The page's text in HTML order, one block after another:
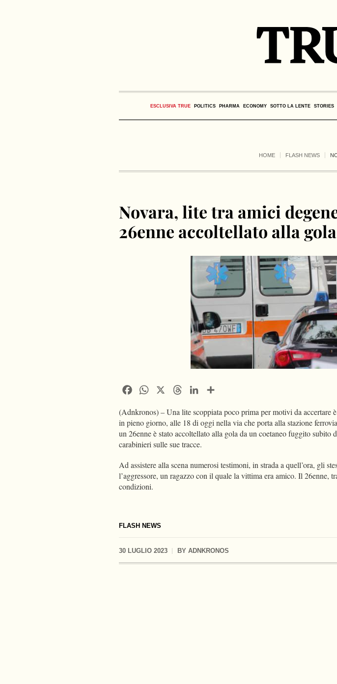
ESCLUSIVA TRUE POLITICS PHARMA ECONOMY SOTTO LA LENTE STORIES
HOME FLASH NEWS
FLASH NEWS
Novara, lite tra amici
26enne accoltellato alla gola
30 LUGLIO 2023 BY ADNKRONOS
FacebookWhatsApp ThreadsLinkedIn
(Adnkronos) – Una lite scoppiata poco prima per motivi da accertare
in pieno giorno, alle 18 di oggi nella via che porta alla stazione
un 26enne è stato accoltellato alla gola da un coetaneo fuggito subito
carabinieri sulle sue tracce.
Ad assistere alla scena numerosi testimoni, in strada a quell’ora, gli
l’aggressore, un ragazzo con il quale la vittima era amico. Il 26enne,
condizioni.